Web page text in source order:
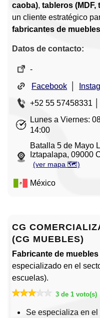
caoba), tableros (MDF,
un cliente estratégico
fabricantes de
Datos de contacto:
-
Facebook
+52 55 57458331
Lunes a Viernes:
14:00
Batalla 5 de Mayo
Iztapalapa, 09000
(ver mapa 🗺️)
México
CG
(CG MUEBLES)
Fabricante de
especializado en el
escuelas).
3 de 1 voto(s)
Se especializa en el